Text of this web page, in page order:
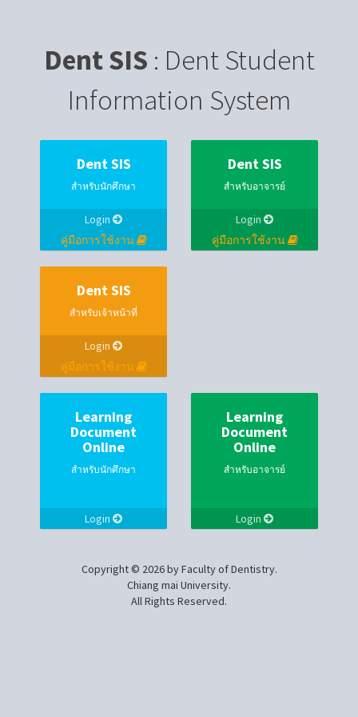
Dent SIS : Dent Student
Information System
Dent SIS
สำหรับนักศึกษา
Login
คู่มือการใช้งาน
Dent SIS
สำหรับอาจารย์
Login
คู่มือการใช้งาน
Dent SIS
สำหรับเจ้าหน้าที่
Login
คู่มือการใช้งาน
Learning
Document
Online
สำหรับนักศึกษา
Login
Learning
Document
Online
สำหรับอาจารย์
Login
Copyright © 2026 by Faculty of Dentistry.
Chiang mai University.
All Rights Reserved.